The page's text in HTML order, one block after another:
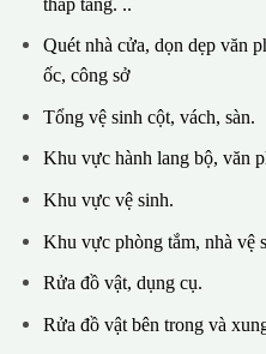
Quét nhà cửa, dọn dẹp văn
ốc, công sở
Tổng vệ sinh cột, vách, sàn.
Khu vực hành lang bộ, văn
Khu vực vệ sinh.
Khu vực phòng tắm, nhà vệ
Rửa đồ vật, dụng cụ.
Rửa đồ vật bên trong và